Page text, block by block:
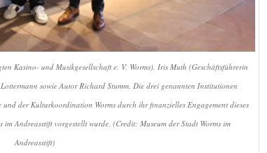
Kasino- und Musikgesellschaft e. V. Worms), Iris Muth (Geschäftsführerin
sowie Autor Richard Stumm. Die drei genannten Institutionen
und der Kulturkoordination Worms durch ihr finanzielles Engagement dieses
im Andreasstift vorgestellt wurde. (Credit: Museum der Stadt Worms im
Andreasstift)